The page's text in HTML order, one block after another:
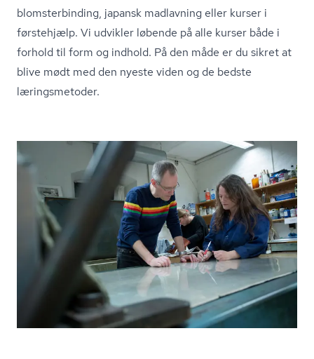
blom­ster­bin­ding, japansk madlavning eller kurser i
førstehjælp. Vi udvikler løbende på alle kurser både i
forhold til form og indhold. På den måde er du sikret at
blive mødt med den nyeste viden og de bedste
læringsmetoder.